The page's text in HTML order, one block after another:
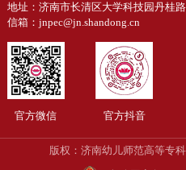
地址：济南市长清区大学科技园丹
信箱：jnpec@jn.shandong.cn
官方微信 官方抖音
版权：济南幼儿师范高等专